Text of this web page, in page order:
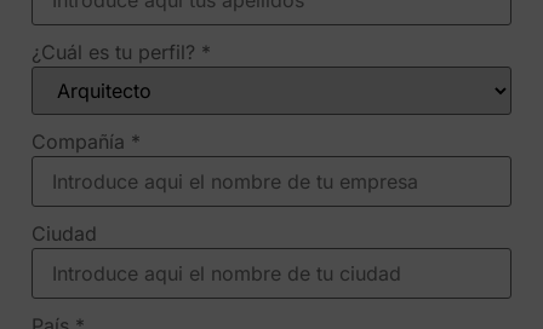
¿Cuál es tu perfil? *
Compañía *
Ciudad